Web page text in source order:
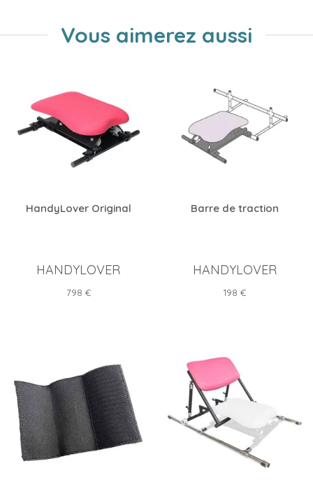
Vous aimerez aussi
HandyLover Original
HANDYLOVER
Prix
798 €
Barre de traction
HANDYLOVER
Prix
198 €